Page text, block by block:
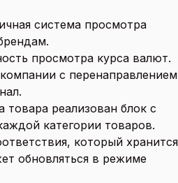
система просмотра
просмотра курса валют.
с перенаправлением
товара реализован блок с
категории товаров.
который хранится
обновляться в режиме